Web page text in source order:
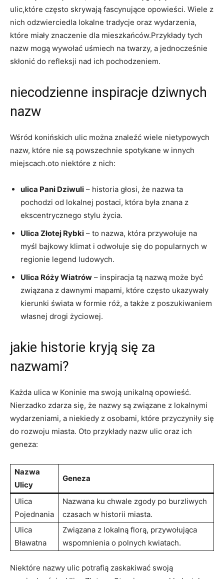
ulic,które często skrywają fascynujące ⁤opowieści. Wiele z
nich odzwierciedla lokalne tradycje oraz wydarzenia,
które miały znaczenie dla mieszkańców.Przykłady tych
nazw mogą wywołać uśmiech na twarzy, ‍a jednocześnie
skłonić‍ do refleksji nad ich pochodzeniem.
niecodzienne inspiracje dziwnych⁣
nazw
Wśród konińskich ulic można znaleźć wiele nietypowych
nazw,⁤ które ⁣nie są ⁤powszechnie spotykane w innych
miejscach.oto niektóre z nich:
ulica Pani Dziwuli – historia głosi, że nazwa ta
⁢pochodzi od lokalnej ​postaci, ‌która była znana z ​
ekscentrycznego stylu życia.
Ulica Złotej Rybki – to‌ nazwa, która‍ przywołuje na
myśl bajkowy klimat i odwołuje się do popularnych w
regionie legend ludowych.
Ulica Róży Wiatrów – ‍inspiracja‍ tą nazwą może być
związana z ⁣dawnymi mapami, które często ukazywały
kierunki świata ⁣w formie róż, a także z poszukiwaniem
własnej drogi życiowej.
jakie historie kryją się za
nazwami?
Każda ulica w Koninie ma‍ swoją unikalną opowieść.
Nierzadko zdarza się, że nazwy są⁤ związane z lokalnymi
wydarzeniami, a ⁣niekiedy ‍z osobami, które przyczyniły się
do rozwoju miasta. Oto przykłady nazw ulic oraz‌ ich
geneza:
Nazwa
‍Ulicy
Geneza
Ulica
Pojednania
Nazwana​ ku chwale zgody po burzliwych
czasach w historii miasta.
Ulica
Bławatna
Związana z lokalną​ florą, przywołująca
wspomnienia o polnych kwiatach.
Niektóre nazwy ⁤ulic potrafią ⁣zaskakiwać swoją